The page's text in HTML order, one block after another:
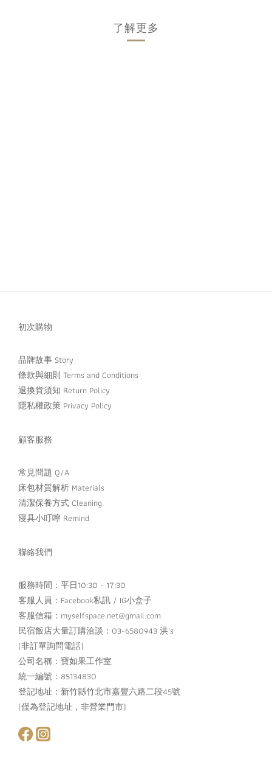
了解更多
初次購物
品牌故事 Story
條款與細則 Terms and Conditions
退換貨須知 Return Policy
隱私權政策 Privacy Policy
顧客服務
常見問題 Q/A
床包材質解析 Materials
清潔保養方式 Cleaning
寢具小叮嚀 Remind
聯絡我們
服務時間：平日10:30 - 17:30
客服人員： Facebook私訊 / IG小盒子
客服信箱：myselfspace.net@gmail.com
民宿飯店大量訂購洽談：03-6580943 洪's
(非訂單詢問電話)
公司名稱：寶如果工作室
統一編號：85134830
登記地址：新竹縣竹北市嘉豐六路二段45號
(僅為登記地址，非營業門市)